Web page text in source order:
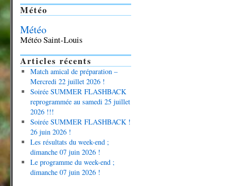
Météo
Météo
Météo Saint-Louis
Articles récents
Match amical de préparation –
Mercredi 22 juillet 2026 !
Soirée SUMMER FLASHBACK
reprogrammée au samedi 25 juillet
2026 !!!
Soirée SUMMER FLASHBACK !
26 juin 2026 !
Les résultats du week-end ;
dimanche 07 juin 2026 !
Le programme du week-end ;
dimanche 07 juin 2026 !